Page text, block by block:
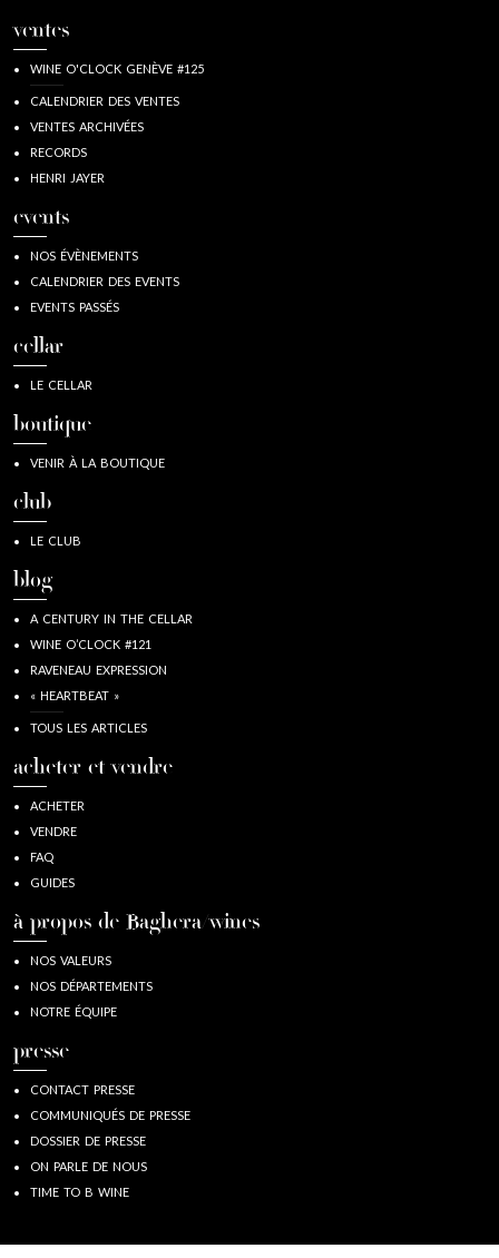
ventes
WINE O'CLOCK GENÈVE #125
CALENDRIER DES VENTES
VENTES ARCHIVÉES
RECORDS
HENRI JAYER
events
NOS ÉVÈNEMENTS
CALENDRIER DES EVENTS
EVENTS PASSÉS
cellar
LE CELLAR
boutique
VENIR À LA BOUTIQUE
club
LE CLUB
blog
A CENTURY IN THE CELLAR
WINE O’CLOCK #121
RAVENEAU EXPRESSION
« HEARTBEAT »
TOUS LES ARTICLES
acheter et vendre
ACHETER
VENDRE
FAQ
GUIDES
à propos de Baghera/wines
NOS VALEURS
NOS DÉPARTEMENTS
NOTRE ÉQUIPE
presse
CONTACT PRESSE
COMMUNIQUÉS DE PRESSE
DOSSIER DE PRESSE
ON PARLE DE NOUS
TIME TO B WINE